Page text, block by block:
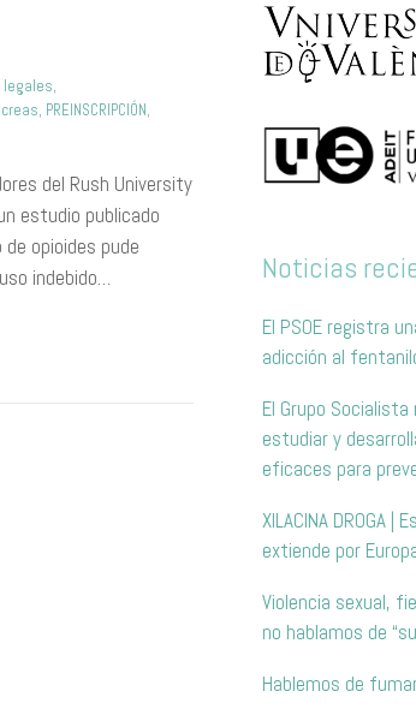
legales,
, PREINSCRIPCIÓN,
del Rush University
estudio publicado
opioides pude
indebido…
Noticias
El PSOE registra
adicción al
El Grupo
estudiar y
eficaces para
XILACINA DROGA
extiende por
Violencia sexual,
no hablamos de
Hablemos de